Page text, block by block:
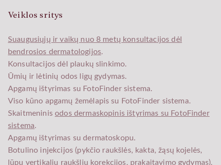
Veiklos sritys
Suaugusiųjų ir vaikų nuo 8 metų konsultacijos dėl
bendrosios dermatologijos.
Konsultacijos dėl plaukų slinkimo.
Ūmių ir lėtinių odos ligų gydymas.
Apgamų ištyrimas su FotoFinder sistema.
Viso kūno apgamų žemėlapis su FotoFinder sistema.
Skaitmeninisodos dermaskopinis ištyrimas su FotoFinder
sistema.
Apgamų ištyrimas su dermatoskopu.
Botulino injekcijos (pykčio raukšlės, kakta, žąsų kojelės,
lūpų vertikalių raukšlių korekcijos, prakaitavimo gydymas).